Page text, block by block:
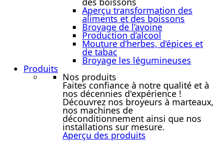
Aperçu transformation des
aliments et des boissons
Broyage de l’avoine
Production d’alcool
Mouture d’herbes, d’épices et
de tabac
Broyage les légumineuses
Produits
Nos produits
Faites confiance à notre qualité et à
nos décennies d'expérience !
Découvrez nos broyeurs à marteaux,
nos machines de
déconditionnement ainsi que nos
installations sur mesure.
Aperçu des produits